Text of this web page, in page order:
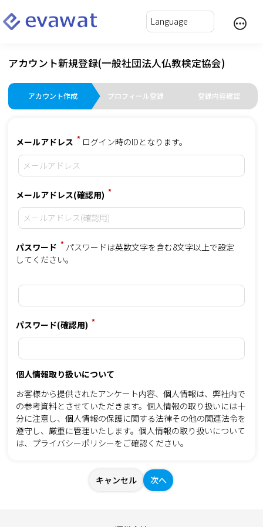
アカウント新規登録(一般社団法人仏教検定協会)
アカウント作成 プロフィール登録 登録内容確認
メールアドレス * ログイン時のIDとなります。
メールアドレス(確認用) *
パスワード * パスワードは英数文字を含む8文字以上で設定
してください。
パスワード(確認用) *
個人情報取り扱いについて
お客様から提供されたアンケート内容、個人情報は、弊社内で
の参考資料とさせていただきます。個人情報の取り扱いには十
分に注意し、個人情報の保護に関する法律その他の関連法令を
遵守し、厳重に管理いたします。個人情報の取り扱いについて
は、 プライバシーポリシーをご確認ください。